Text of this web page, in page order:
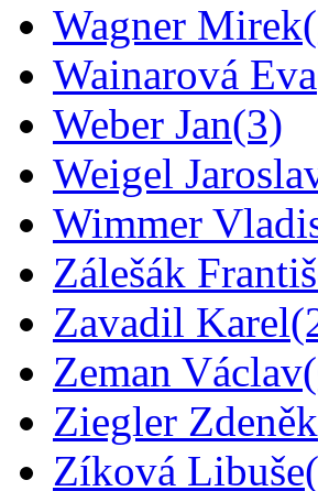
Wagner Mirek
Wainarová Eva
Weber Jan(3)
Weigel
Wimmer
Zálešák
Zavadil Karel
Zeman Václav
Ziegler Zdeněk
Zíková Libuše